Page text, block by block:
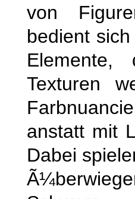
von
bedient
Elemente,
Texturen
anstatt mit
Dabei